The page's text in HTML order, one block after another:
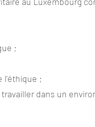
;
;
dans un